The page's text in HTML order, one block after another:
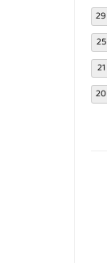
29
25
21
20